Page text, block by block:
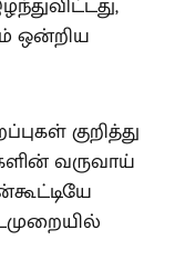
ஒன்றிய
குறித்து
வருவாய்